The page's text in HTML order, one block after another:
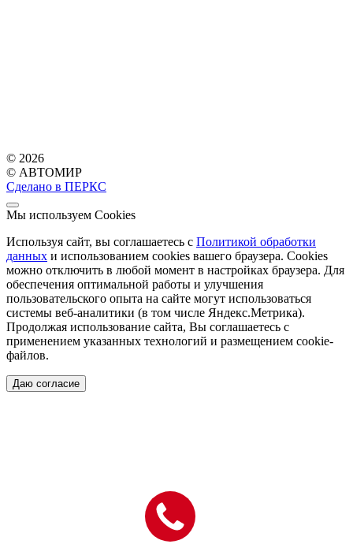
© 2026
© АВТОМИР
Сделано в ПЕРКС
Мы используем Cookies
Используя сайт, вы соглашаетесь с Политикой обработки
данных и использованием cookies вашего браузера. Cookies
можно отключить в любой момент в настройках браузера. Для
обеспечения оптимальной работы и улучшения
пользовательского опыта на сайте могут использоваться
системы веб-аналитики (в том числе Яндекс.Метрика).
Продолжая использование сайта, Вы соглашаетесь с
применением указанных технологий и размещением cookie-
файлов.
Даю согласие